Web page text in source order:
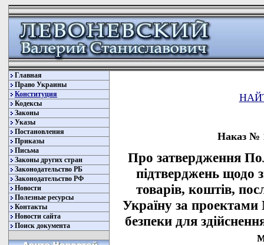
Главная
Право Украины
Конституция
Кодексы
Законы
Указы
Постановления
Приказы
Письма
Законы других стран
Законодательство РБ
Законодательство РФ
Новости
Полезные ресурсы
Контакты
Новости сайта
Поиск документа
Наказ №
Про затвердження
підтверджень щодо
товарів, коштів,
Україну за
безпеки для